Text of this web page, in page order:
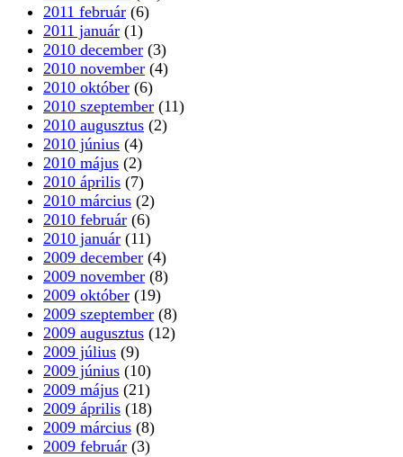
2011 február (6)
2011 január (1)
2010 december (3)
2010 november (4)
2010 október (6)
2010 szeptember (11)
2010 augusztus (2)
2010 június (4)
2010 május (2)
2010 április (7)
2010 március (2)
2010 február (6)
2010 január (11)
2009 december (4)
2009 november (8)
2009 október (19)
2009 szeptember (8)
2009 augusztus (12)
2009 július (9)
2009 június (10)
2009 május (21)
2009 április (18)
2009 március (8)
2009 február (3)